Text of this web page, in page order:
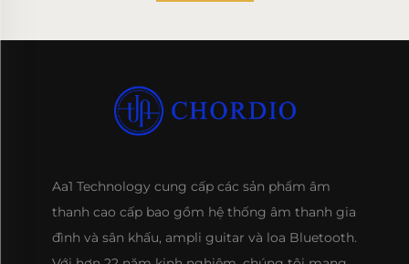
Aa1 Technology cung cấp các sản phẩm âm
thanh cao cấp bao gồm hệ thống âm thanh gia
đình và sân khấu, ampli guitar và loa Bluetooth.